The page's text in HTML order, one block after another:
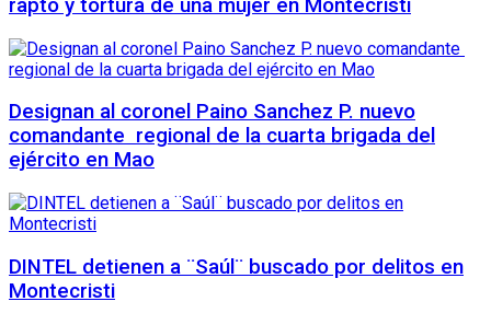
rapto y tortura de una mujer en Montecristi
Designan al coronel Paino Sanchez P. nuevo
comandante regional de la cuarta brigada del
ejército en Mao
DINTEL detienen a ¨Saúl¨ buscado por delitos en
Montecristi